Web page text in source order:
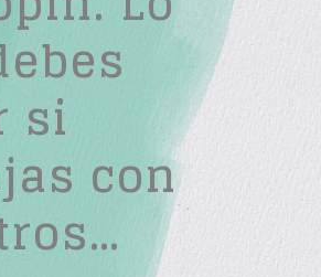
si
con